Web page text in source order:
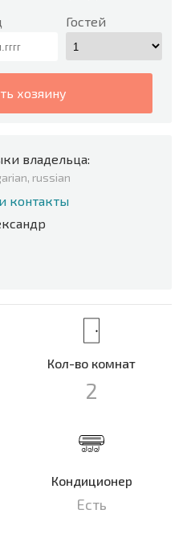
Гостей
хозяину
владельца:
russian
контакты
Кол-во комнат
2
Кондиционер
Есть